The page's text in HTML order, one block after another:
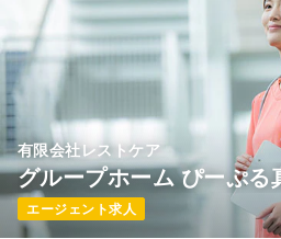
7:45～16:45（休憩60分）
日曜休み
年間休日120日 4週8
第二新卒可
月給26万円以上可
有限会社レストケア
グループホーム ぴーぷる
エージェント求人